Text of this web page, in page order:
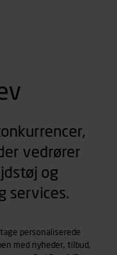
vedrører
og
services.
personaliserede
med nyheder, tilbud,